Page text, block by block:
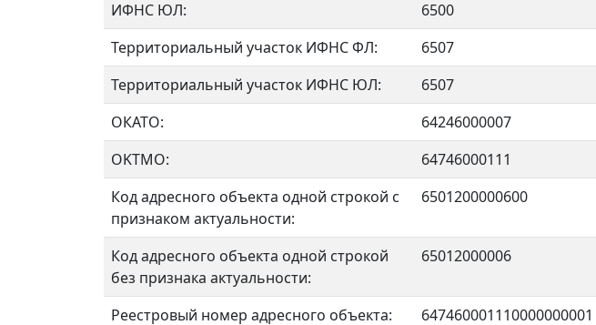
ИФНС ЮЛ:
6500
Территориальный участок ИФНС ФЛ:
6507
Территориальный участок ИФНС ЮЛ:
6507
ОКАТО:
64246000007
OKTMO:
64746000111
Код адресного объекта одной строкой с
признаком актуальности:
6501200000600
Код адресного объекта одной строкой
без признака актуальности:
65012000006
Реестровый номер адресного объекта: 647460001110000000001